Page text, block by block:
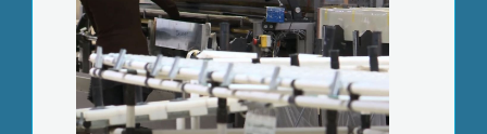
Megszaporodtak a szabadtéri tüzek